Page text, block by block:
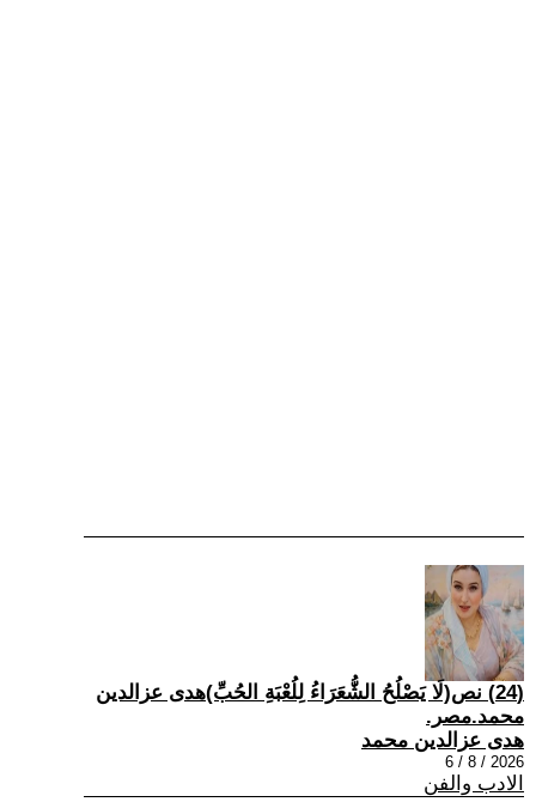
(24) نص(لَا يَصْلُحُ الشُّعَرَاءُ لِلُعْبَةِ الحُبِّ)هدى عزالدين
محمد.مصر.
هدى عزالدين محمد
2026 / 8 / 6
الادب والفن